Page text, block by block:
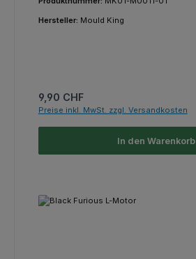
Hersteller: Mould King
Regulärer Preis:
9,90 CHF
Preise inkl. MwSt. zzgl. Versandkosten
In den Warenkorb